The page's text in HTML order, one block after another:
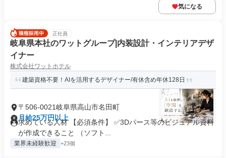
気になる
正社員
岐阜県本社のワットグループ|内装設計・インテリアデザ
イナー
株式会社ワットホテル
建築資格不要！AIを活用するデザイナー/有休含め年休128日
〒506-0021岐阜県高山市名田町
月給25万円以上
求めている人材 【必須条件】 ✅3Dパース等のビジュアル資料
が作成できること （ソフト...
業界未経験歓迎 +23個